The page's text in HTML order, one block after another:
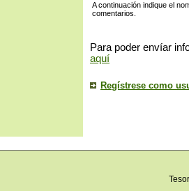
A continuación indique el
comentarios.
Para poder envíar
aquí
Regístrese como